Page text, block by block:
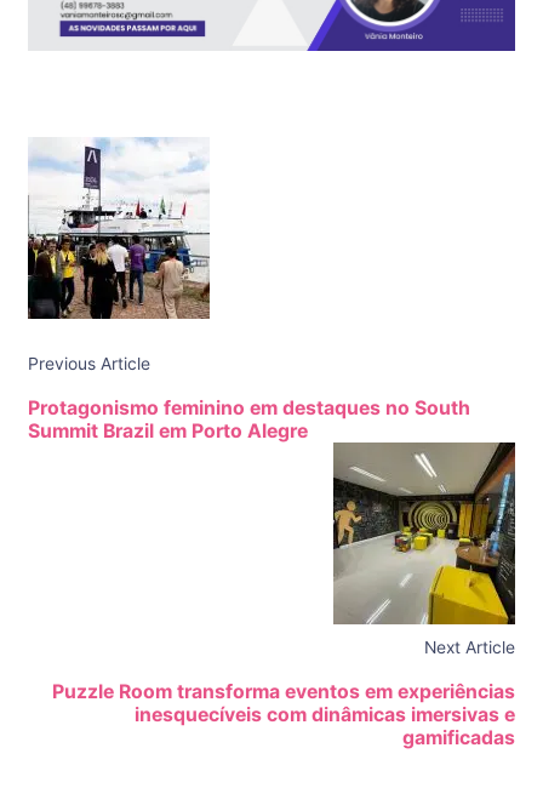
Post
Navigation
Previous Article
Protagonismo feminino em destaques no South
Summit Brazil em Porto Alegre
Next Article
Puzzle Room transforma eventos em experiências
inesquecíveis com dinâmicas imersivas e
gamificadas